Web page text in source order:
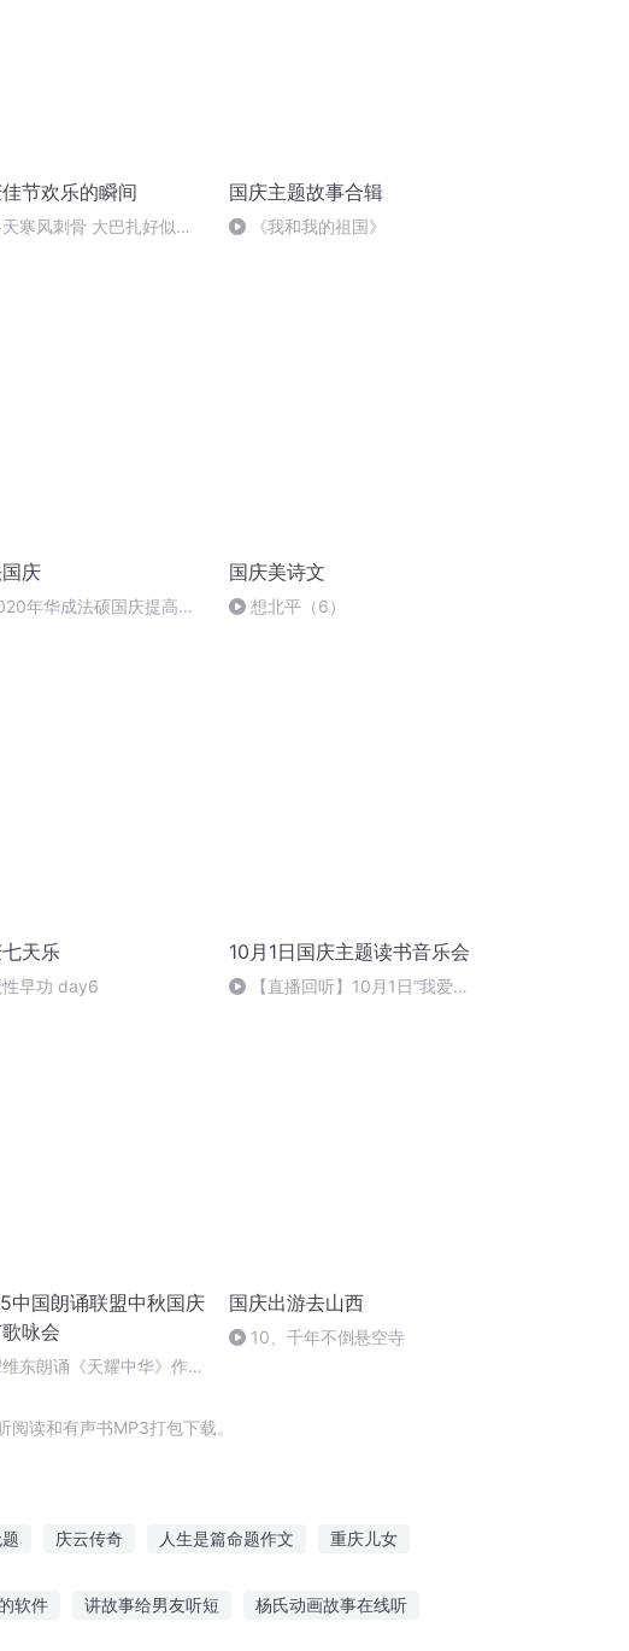
节欢乐的瞬间
寒风刺骨 大巴扎好似温
国庆主题故事合辑
《我和我的祖国》
庆
年华成法硕国庆提高班
国庆美诗文
想北平（6）
天乐
性早功 day6
10月1日国庆主题读书音乐会
【直播回听】10月1日“我爱你
中国朗诵联盟中秋国庆
咏会
维东朗诵《天耀中华》作
国庆出游去山西
10、千年不倒悬空寺
读和有声书MP3打包下载。
庆云传奇 人生是篇命题作文 重庆儿女
软件 讲故事给男友听短 杨氏动画故事在线听